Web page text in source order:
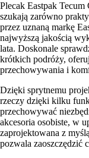
Plecak Eastpak
szukają zarówno
przez uznaną markę
najwyższą jakością
lata. Doskonale
krótkich podróży,
przechowywania i
Dzięki sprytnemu
rzeczy dzięki kilku
przechowywać
akcesoria osobiste, w
zaprojektowana z
pozwala zaoszczędzić